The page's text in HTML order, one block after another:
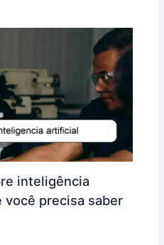
inteligência
precisa saber